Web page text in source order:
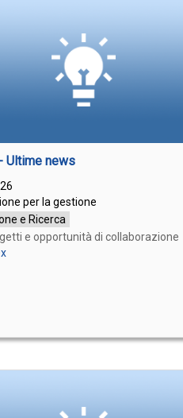
Ultime news
per la gestione
e Ricerca
e opportunità di collaborazione